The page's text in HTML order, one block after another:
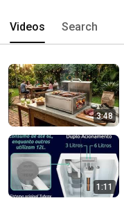
Videos Search
3:48
1:11